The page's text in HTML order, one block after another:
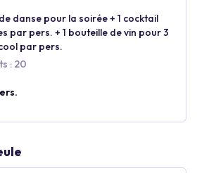
danse pour la soirée + 1 cocktail
par pers. + 1 bouteille de vin pour 3
par pers.
: 20